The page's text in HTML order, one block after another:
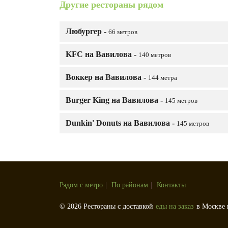
Другие рестораны рядом
Любургер - 66 метров
KFC на Вавилова - 140 метров
Воккер на Вавилова - 144 метра
Burger King на Вавилова - 145 метров
Dunkin' Donuts на Вавилова - 145 метров
Рядом с метро По районам Контакты
© 2026 Рестораны с доставкой еды на заказ в